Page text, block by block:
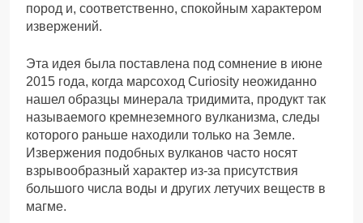
пород и, соответственно, спокойным характером
извержений.
Эта идея была поставлена под сомнение в июне
2015 года, когда марсоход Curiosity неожиданно
нашел образцы минерала тридимита, продукт так
называемого кремнеземного вулканизма, следы
которого раньше находили только на Земле.
Извержения подобных вулканов часто носят
взрывообразный характер из-за присутствия
большого числа воды и других летучих веществ в
магме.